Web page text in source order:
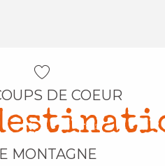
DE COEUR
MONTAGNE